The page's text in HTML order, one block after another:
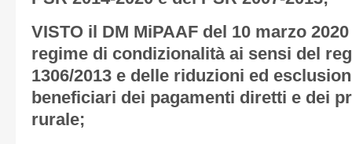
VISTO il DM MiPAAF del 10 marzo
regime di condizionalità ai sensi del
1306/2013 e delle riduzioni ed
beneficiari dei pagamenti diretti e dei
rurale;